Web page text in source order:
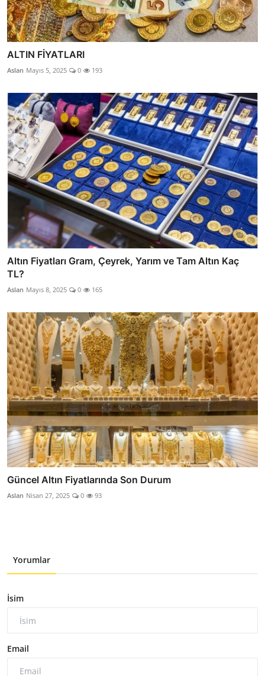
ALTIN FİYATLARI
Aslan Mayıs 5, 2025 0 193
Altın Fiyatları Gram, Çeyrek, Yarım ve Tam Altın Kaç
TL?
Aslan Mayıs 8, 2025 0 165
Güncel Altın Fiyatlarında Son Durum
Aslan Nisan 27, 2025 0 93
Yorumlar
İsim
Email